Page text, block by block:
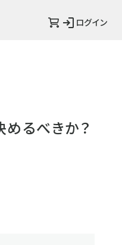
ログイン
めるべきか？